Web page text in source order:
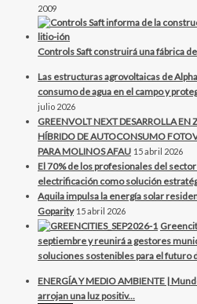
2009
Controls Saft construirá una fábrica
Las estructuras agrovoltaicas de
consumo de agua en el campo y
julio 2026
GREENVOLT NEXT DESARROLLA EN
HÍBRIDO DE AUTOCONSUMO
PARA MOLINOS AFAU 15 abril 2026
El 70% de los profesionales del
electrificación como solución
Aquila impulsa la energía solar
Goparity 15 abril 2026
septiembre y reunirá a gestores
soluciones sostenibles para el futuro
ENERGÍA Y MEDIO AMBIENTE |
arrojan una luz positiv...